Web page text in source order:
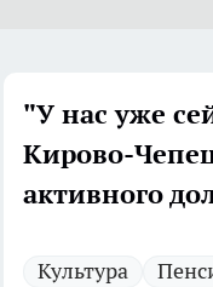
"У нас уже
Кирово-
активного
Культура